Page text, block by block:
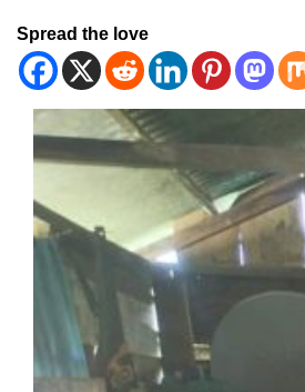
Spread the love